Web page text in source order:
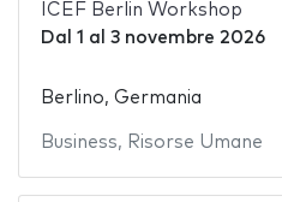
ICEF Berlin Workshop
Dal 1 al 3 novembre 2026
Berlino, Germania
Business, Risorse Umane